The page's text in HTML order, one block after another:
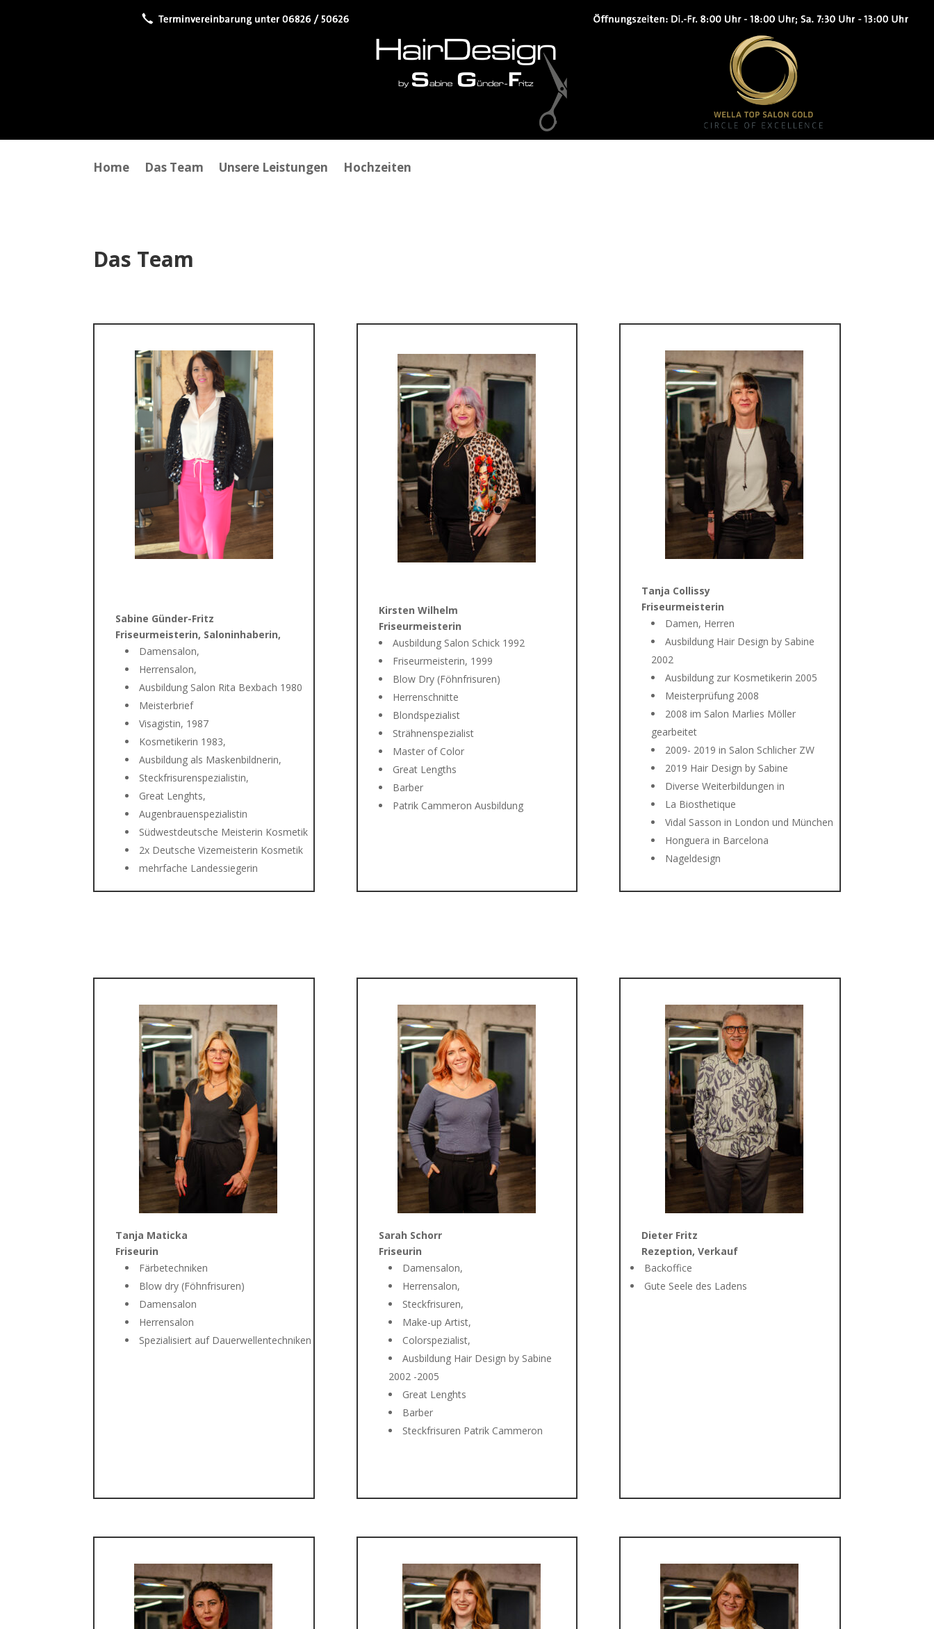
Home Das Team Unsere Leistungen Hochzeiten
Das Team
Sabine Günder-Fritz
Friseurmeisterin, Saloninhaberin,
Damensalon,
Herrensalon,
Ausbildung Salon Rita Bexbach 1980
Meisterbrief
Visagistin, 1987
Kosmetikerin 1983,
Ausbildung als Maskenbildnerin,
Steckfrisurenspezialistin,
Great Lenghts,
Augenbrauenspezialistin
Südwestdeutsche Meisterin Kosmetik
2x Deutsche Vizemeisterin Kosmetik
mehrfache Landessiegerin
Kirsten Wilhelm
Friseurmeisterin
Ausbildung Salon Schick 1992
Friseurmeisterin, 1999
Blow Dry (Föhnfrisuren)
Herrenschnitte
Blondspezialist
Strähnenspezialist
Master of Color
Great Lengths
Barber
Patrik Cammeron Ausbildung
Tanja Collissy
Friseurmeisterin
Damen, Herren
Ausbildung Hair Design by Sabine
2002
Ausbildung zur Kosmetikerin 2005
Meisterprüfung 2008
2008 im Salon Marlies Möller
gearbeitet
2009- 2019 in Salon Schlicher ZW
2019 Hair Design by Sabine
Diverse Weiterbildungen in
La Biosthetique
Vidal Sasson in London und München
Honguera in Barcelona
Nageldesign
Tanja Maticka
Friseurin
Färbetechniken
Blow dry (Föhnfrisuren)
Damensalon
Herrensalon
Spezialisiert auf Dauerwellentechniken
Sarah Schorr
Friseurin
Damensalon,
Herrensalon,
Steckfrisuren,
Make-up Artist,
Colorspezialist,
Ausbildung Hair Design by Sabine
2002 -2005
Great Lenghts
Barber
Steckfrisuren Patrik Cammeron
Dieter Fritz
Rezeption, Verkauf
Backoffice
Gute Seele des Ladens